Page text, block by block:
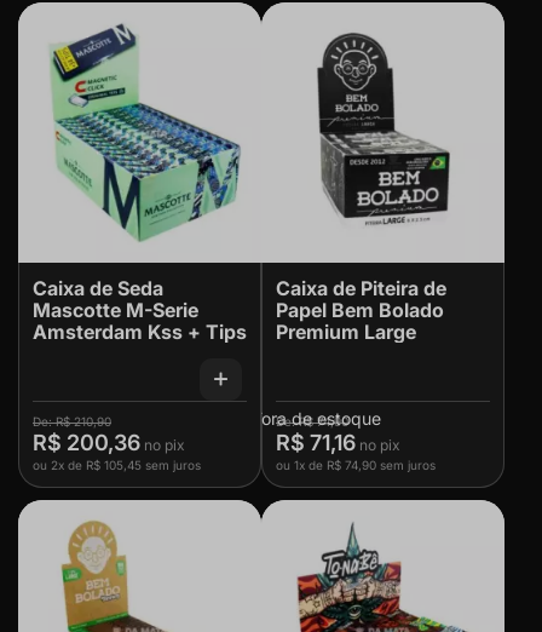
Caixa de Seda
Mascotte M-Serie
Amsterdam Kss + Tips
R$ 210,90
R$ 200,36
ou 2x de R$ 105,45 sem juros
Caixa de Piteira de
Papel Bem Bolado
Premium Large
R$ 74,90
R$ 71,16
ou 1x de R$ 74,90 sem juros
Fora de estoque